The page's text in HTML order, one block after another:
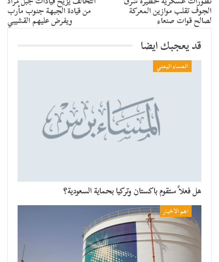
الجوف تقلب موازين المعركة
لصالح قوات صنعاء
من قيادة الجبهة جنوب مأرب
ويفرض عليهم القشيبي
قد يعجبك ايضا
المساء اليمني
هل فعلاً ستقوم باكستان وتركيا بحماية السعودية؟
اهم الاخبار